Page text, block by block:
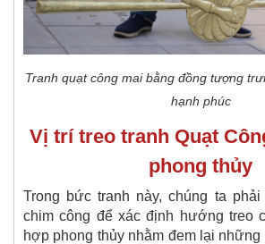
Tranh quạt công mai bằng đồng tượng
hạnh phúc
Vị trí treo tranh Quạt
phong thủy
Trong bức tranh này, chúng ta
chim công để xác định hướng treo
hợp phong thủy nhằm đem lại